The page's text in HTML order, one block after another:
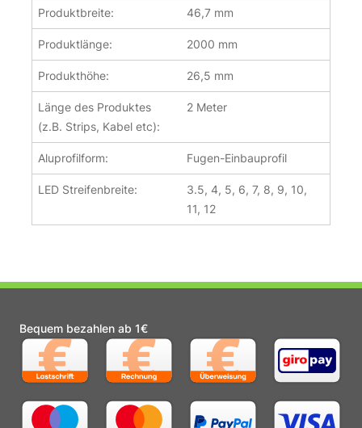
Produktbreite: 46,7 mm
Produktlänge: 2000 mm
Produkthöhe: 26,5 mm
Länge des Produktes
(z.B. Strips, Kabel etc):
2 Meter
Aluprofilform: Fugen-Einbauprofil
LED Streifenbreite:
3.5, 4, 5, 6, 7, 8, 9, 10,
11, 12
Bequem bezahlen ab 1€